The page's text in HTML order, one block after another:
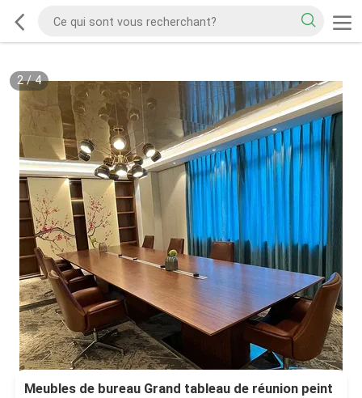
2/4
Meubles de bureau Grand tableau de réunion peint